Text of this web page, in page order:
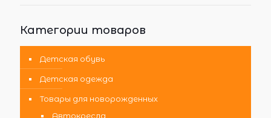
Категории товаров
Детская обувь
Детская одежда
Товары для новорожденных
Автокресла